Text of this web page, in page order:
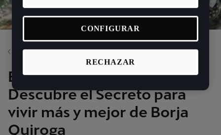
Volver
Book presentation:
Descubre el Secreto para
vivir más y mejor de Borja
Quiroga
RECHAZAR
CONFIGURAR